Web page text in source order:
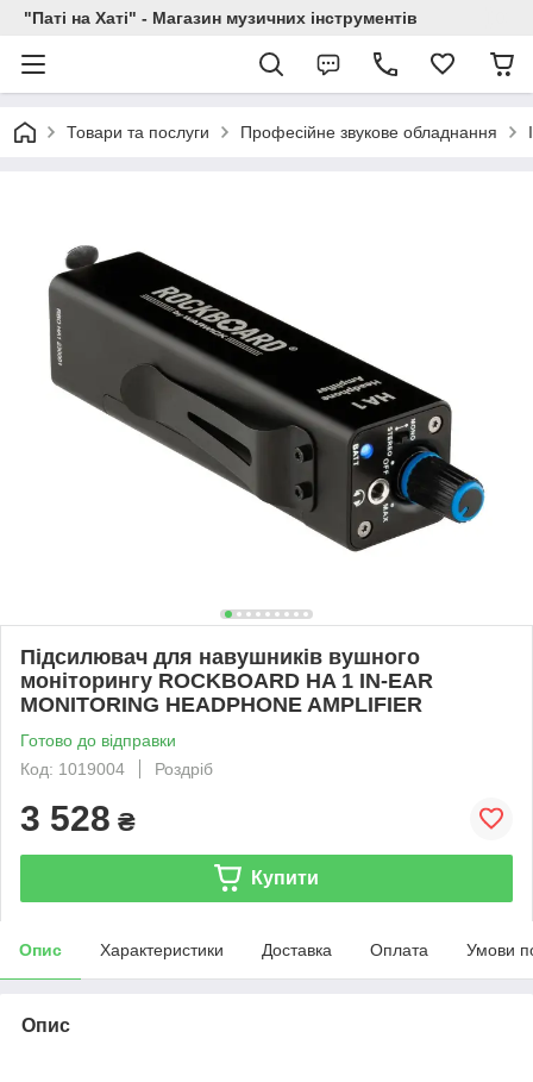
"Паті на Хаті" - Магазин музичних інструментів
Товари та послуги Професійне звукове обладнання
Підсилювач для навушників вушного
моніторингу ROCKBOARD HA 1 IN-EAR
MONITORING HEADPHONE AMPLIFIER
Готово до відправки
Код: 1019004
Роздріб
3 528 ₴
Купити
Опис Характеристики Доставка Оплата Умови
Опис